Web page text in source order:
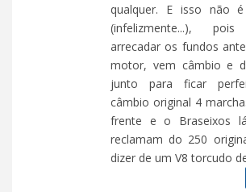
qualquer. E isso não
(infelizmente...), pois
arrecadar os fundos
motor, vem câmbio e
junto para ficar
câmbio original 4
frente e o Braseixos
reclamam do 250
dizer de um V8 torcudo